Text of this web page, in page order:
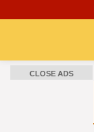
CLOSE ADS